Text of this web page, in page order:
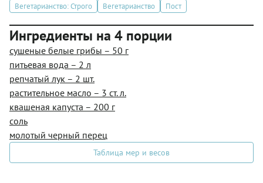
Вегетарианство: Строго
Вегетарианство Пост
Ингредиенты на 4 порции
сушеные белые грибы – 50 г
питьевая вода – 2 л
репчатый лук – 2 шт.
растительное масло – 3 ст. л.
квашеная капуста – 200 г
соль
молотый черный перец
Таблица мер и весов